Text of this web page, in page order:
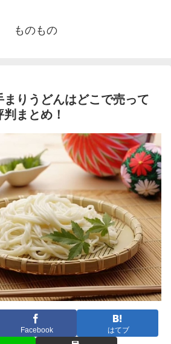
ものもの
りうどんはどこで売って
まとめ！
Facebook はてブ